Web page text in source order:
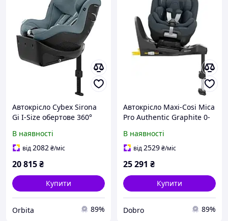
Автокрісло Cybex Sirona
Gi I-Size обертове 360°
В наявності
від2082₴/міс
20 815₴
Купити
Orbita 89%
Автокрісло Maxi-Cosi Mica
Pro Authentic Graphite 0-
В наявності
від2529₴/міс
25 291 ₴
Купити
Dobro 89%